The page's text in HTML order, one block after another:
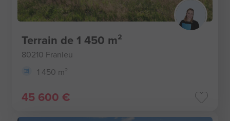
Terrain de 1 450 m²
80210 Franleu
1 450 m²
45 600 €